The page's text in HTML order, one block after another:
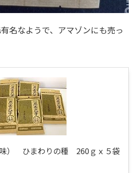
名なようで、アマゾンにも売っ
） ひまわりの種 260ｇｘ５袋